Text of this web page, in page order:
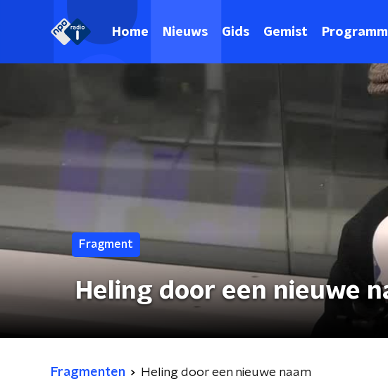
Home Nieuws Gids Gemist
Fragment
Heling door een nieuwe
Fragmenten Heling door een nieuwe naam